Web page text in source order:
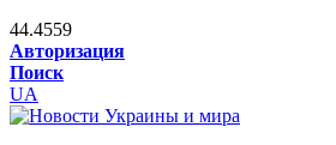
44.4559
Авторизация
Поиск
UA